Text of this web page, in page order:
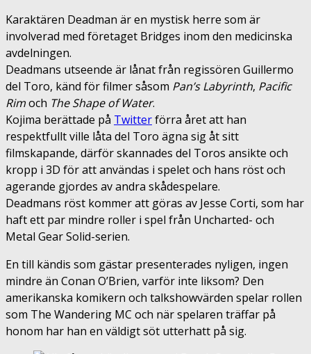
Karaktären Deadman är en mystisk herre som är
involverad med företaget Bridges inom den medicinska
avdelningen.
Deadmans utseende är lånat från regissören Guillermo
del Toro, känd för filmer såsom Pan’s Labyrinth, Pacific
Rimoch The Shape of Water.
Kojima berättade på Twitterförra året att han
respektfullt ville låta del Toro ägna sig åt sitt
filmskapande, därför skannades del Toros ansikte och
kropp i 3D för att användas i spelet och hans röst och
agerande gjordes av andra skådespelare.
Deadmans röst kommer att göras av Jesse Corti, som har
haft ett par mindre roller i spel från Uncharted- och
Metal Gear Solid-serien.
En till kändis som gästar presenterades nyligen, ingen
mindre än Conan O’Brien, varför inte liksom? Den
amerikanska komikern och talkshowvärden spelar rollen
som The Wandering MC och när spelaren träffar på
honom har han en väldigt söt utterhatt på sig.